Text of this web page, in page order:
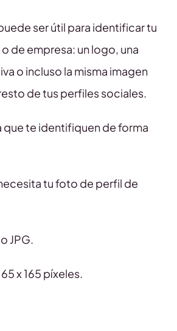
ser útil para identificar tu
de empresa: un logo, una
o incluso la misma imagen
de tus perfiles sociales.
que te identifiquen de forma
tu foto de perfil de
JPG.
x 165 píxeles.